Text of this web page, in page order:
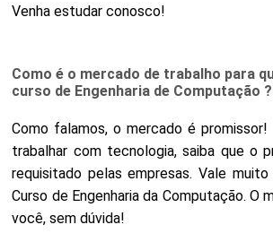
Venha estudar conosco!
Como é o mercado de trabalho para
curso de Engenharia de Computação ?
Como falamos, o mercado é
trabalhar com tecnologia, saiba que o
requisitado pelas empresas. Vale
Curso de Engenharia da Computação. O
você, sem dúvida!